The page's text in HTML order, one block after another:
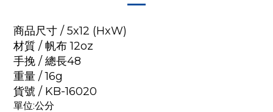
商品尺寸 / 5x12 (HxW)
材質 / 帆布 12oz
手挽 / 總長48
重量 / 16g
貨號 / KB-16020
單位:公分